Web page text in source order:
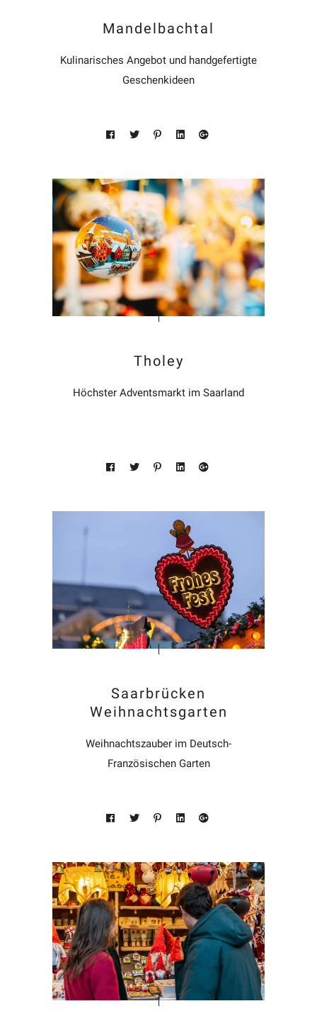
Mandelbachtal
Kulinarisches Angebot und handgefertigte
Geschenkideen
Tholey
Höchster Adventsmarkt im Saarland
Saarbrücken
Weihnachtsgarten
Weihnachtszauber im Deutsch-
Französischen Garten